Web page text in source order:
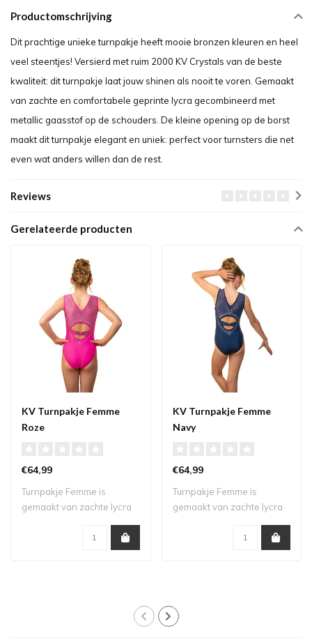
Productomschrijving
Dit prachtige unieke turnpakje heeft mooie bronzen kleuren en heel
veel steentjes! Versierd met ruim 2000 KV Crystals van de beste
kwaliteit: dit turnpakje laat jouw shinen als nooit te voren. Gemaakt
van zachte en comfortabele geprinte lycra gecombineerd met
metallic gaasstof op de schouders. De kleine opening op de borst
maakt dit turnpakje elegant en uniek: perfect voor turnsters die net
even wat anders willen dan de rest.
Reviews
Gerelateerde producten
KV Turnpakje Femme
Roze
€64,99
Turnpakje Femme is
gemaakt van zachte lycra
KV Turnpakje Femme
Navy
€64,99
Turnpakje Femme is
gemaakt van zachte lycra